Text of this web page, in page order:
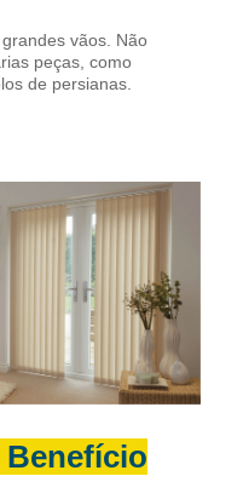
vãos. Não
peças, como
de persianas.